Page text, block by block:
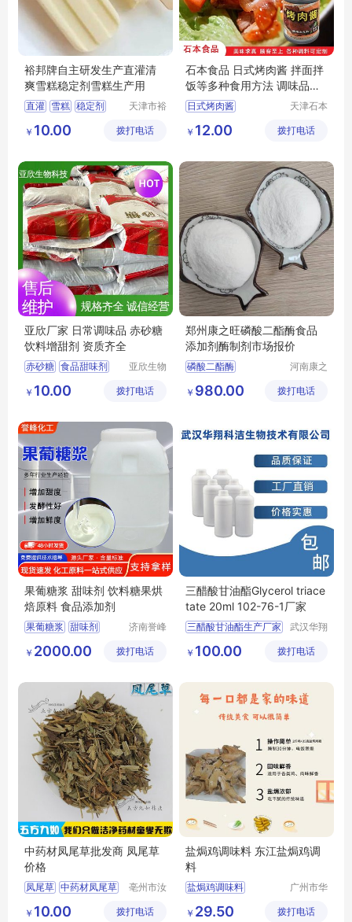
裕邦牌自主研发生产直灌清
爽雪糕稳定剂雪糕生产用
直灌 雪糕 稳定剂
天津市裕
展有限公
￥ 10.00 拨打电话
石本食品 日式烤肉酱 拌面拌
饭等多种食用方法 调味品厂
家
日式烤肉酱
天津石本
有限公司
￥ 12.00 拨打电话
亚欣厂家 日常调味品 赤砂糖
饮料增甜剂 资质齐全
赤砂糖 食品甜味剂
食品添加剂
亚欣生物
州）有限
￥ 10.00 拨打电话
郑州康之旺磷酸二酯酶食品
添加剂酶制剂市场报价
磷酸二酯酶
河南康之
技有限公
￥ 980.00 拨打电话
果葡糖浆 甜味剂 饮料糖果烘
焙原料 食品添加剂
果葡糖浆 甜味剂
果葡糖浆厂家
济南誉峰
公司
￥ 2000.00 拨打电话
三醋酸甘油酯Glycerol triace
tate 20ml 102-76-1厂家
三醋酸甘油酯生产厂家
武汉华翔
技术有限
￥ 100.00 拨打电话
中药材凤尾草批发商 凤尾草
价格
凤尾草 中药材凤尾草
凤尾草批发商
亳州市汝
有限公司
￥ 10.00 拨打电话
盐焗鸡调味料 东江盐焗鸡调
料
盐焗鸡调味料
广州市华
技有限公
￥ 29.50 拨打电话